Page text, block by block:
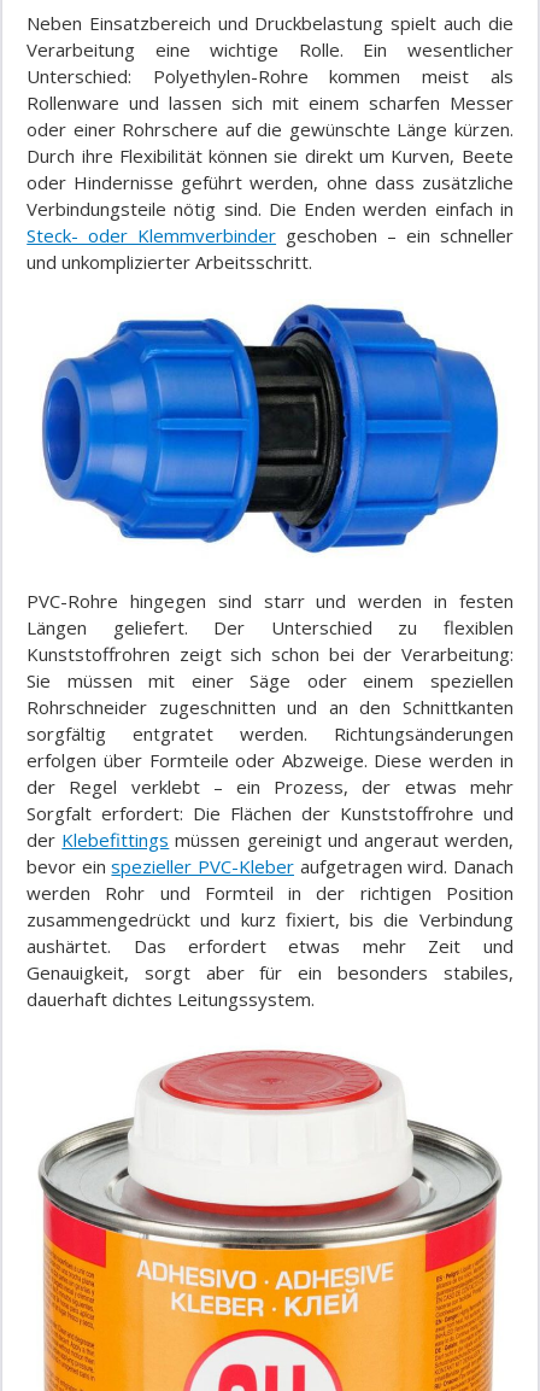
Neben Einsatzbereich und Druckbelastung spielt auch die
Verarbeitung eine wichtige Rolle. Ein wesentlicher
Unterschied: Polyethylen-Rohre kommen meist als
Rollenware und lassen sich mit einem scharfen Messer
oder einer Rohrschere auf die gewünschte Länge kürzen.
Durch ihre Flexibilität können sie direkt um Kurven, Beete
oder Hindernisse geführt werden, ohne dass zusätzliche
Verbindungsteile nötig sind. Die Enden werden einfach in
Steck- oder Klemmverbinder geschoben – ein schneller
und unkomplizierter Arbeitsschritt.
PVC-Rohre hingegen sind starr und werden in festen
Längen geliefert. Der Unterschied zu flexiblen
Kunststoffrohren zeigt sich schon bei der Verarbeitung:
Sie müssen mit einer Säge oder einem speziellen
Rohrschneider zugeschnitten und an den Schnittkanten
sorgfältig entgratet werden. Richtungsänderungen
erfolgen über Formteile oder Abzweige. Diese werden in
der Regel verklebt – ein Prozess, der etwas mehr
Sorgfalt erfordert: Die Flächen der Kunststoffrohre und
der Klebefittings müssen gereinigt und angeraut werden,
bevor einspezieller PVC-Kleber aufgetragen wird. Danach
werden Rohr und Formteil in der richtigen Position
zusammengedrückt und kurz fixiert, bis die Verbindung
aushärtet. Das erfordert etwas mehr Zeit und
Genauigkeit, sorgt aber für ein besonders stabiles,
dauerhaft dichtes Leitungssystem.